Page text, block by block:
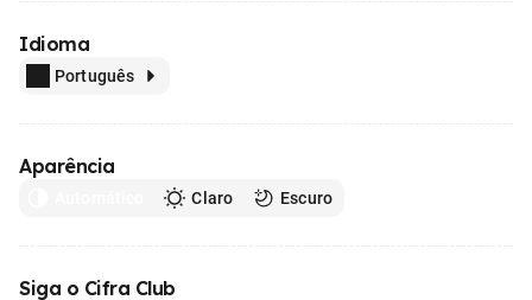
Idioma
Português
Aparência
Claro Escuro
Siga o Cifra Club